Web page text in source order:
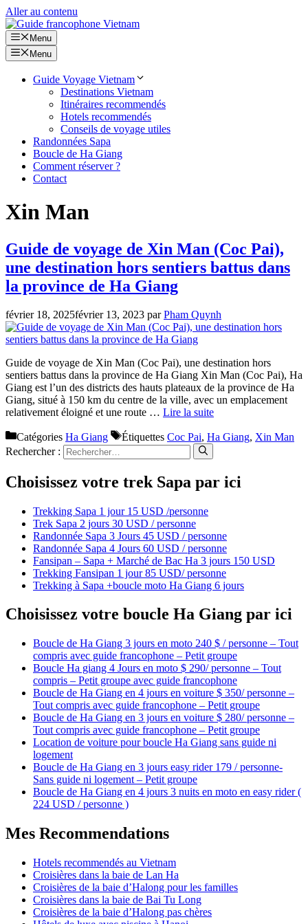
Aller au contenu
Menu
Menu
Guide Voyage Vietnam
Destinations Vietnam
Itinéraires recommendés
Hotels recommendés
Conseils de voyage utiles
Randonnées Sapa
Boucle de Ha Giang
Comment réserver ?
Contact
Xin Man
Guide de voyage de Xin Man (Coc Pai),
une destination hors sentiers battus dans
la province de Ha Giang
février 18, 2025février 13, 2023 parPham Quynh
Guide de voyage de Xin Man (Coc Pai), une destination hors
sentiers battus dans la province de Ha Giang Xin Man (Coc Pai), Ha
Giang est l’un des districts des hauts plateaux de la province de Ha
Giang, situé à 150 km du centre de la ville, avec un emplacement
relativement éloigné et une route … Lire la suite
Catégories Ha Giang Étiquettes Coc Pai, Ha Giang, Xin Man
Rechercher :
Choisissez votre trek Sapa par ici
Trekking Sapa 1 jour 15 USD /personne
Trek Sapa 2 jours 30 USD / personne
Randonnée Sapa 3 Jours 45 USD / personne
Randonnée Sapa 4 Jours 60 USD / personne
Fansipan – Sapa + Marché de Bac Ha 3 jours 150 USD
Trekking Fansipan 1 jour 85 USD/ personne
Trekking à Sapa +boucle moto Ha Giang 6 jours
Choisissez votre boucle Ha Giang par ici
Boucle de Ha Giang 3 jours en moto 240 $ / personne – Tout
compris avec guide francophone – Petit groupe
Boucle Ha giang 4 Jours en moto $ 290/ personne – Tout
compris – Petit groupe avec guide francophone
Boucle de Ha Giang en 4 jours en voiture $ 350/ personne –
Tout compris avec guide francophone – Petit groupe
Boucle de Ha Giang en 3 jours en voiture $ 280/ personne –
Tout compris avec guide francophone – Petit groupe
Location de voiture pour boucle Ha Giang sans guide ni
logement
Boucle de Ha Giang en 3 jours easy rider 179 / personne-
Sans guide ni logement – Petit groupe
Boucle de Ha Giang en 4 jours 3 nuits en moto en easy rider (
224 USD / personne )
Mes Recommendations
Hotels recommendés au Vietnam
Croisières dans la baie de Lan Ha
Croisières de la baie d’Halong pour les familles
Croisières dans la baie de Bai Tu Long
Croisières de la baie d’Halong pas chères